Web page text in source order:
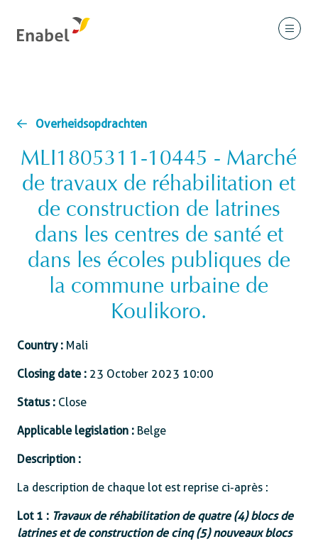
Overheidsopdrachten
MLI1805311-10445 - Marché
de travaux de réhabilitation et
de construction de latrines
dans les centres de santé et
dans les écoles publiques de
la commune urbaine de
Koulikoro.
Country : Mali
Closing date : 23 October 2023 10:00
Status : Close
Applicable legislation : Belge
Description :
La description de chaque lot est reprise ci-après :
Lot 1 : Travaux de réhabilitation de quatre (4) blocs de
latrines et de construction de cinq (5) nouveaux blocs